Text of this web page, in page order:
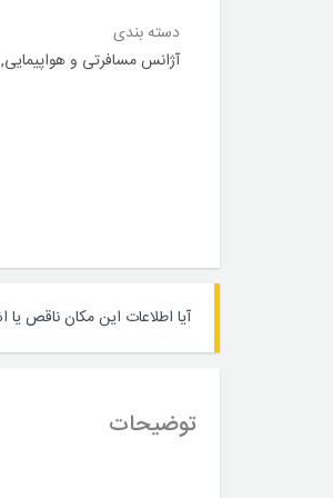
دسته بندی
آژانس مسافرتی و هواپیمایی,
آیا اطلاعات این مکان ناقص یا
توضیحات